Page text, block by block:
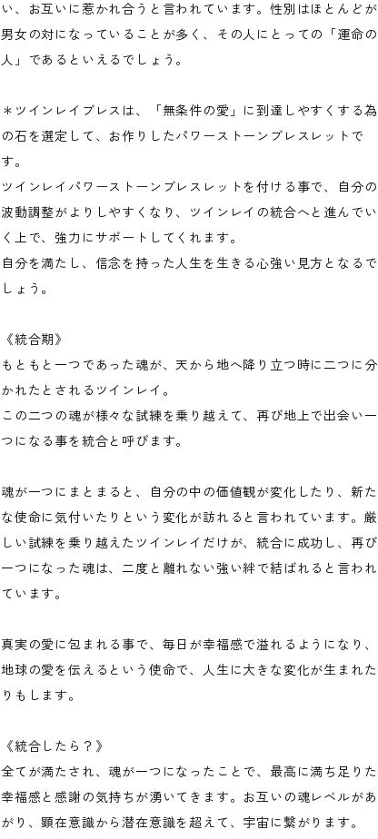
い、お互いに惹かれ合うと言われています。性別はほとんどが
男女の対になっていることが多く、その人にとっての「運命の
人」であるといえるでしょう。
＊ツインレイブレスは、「無条件の愛」に到達しやすくする為
の石を選定して、お作りしたパワーストーンブレスレットで
す。
ツインレイパワーストーンブレスレットを付ける事で、自分の
波動調整がよりしやすくなり、ツインレイの統合へと進んでい
く上で、強力にサポートしてくれます。
自分を満たし、信念を持った人生を生きる心強い見方となるで
しょう。
《統合期》
もともと一つであった魂が、天から地へ降り立つ時に二つに分
かれたとされるツインレイ。
この二つの魂が様々な試練を乗り越えて、再び地上で出会い一
つになる事を統合と呼びます。
魂が一つにまとまると、自分の中の価値観が変化したり、新た
な使命に気付いたりという変化が訪れると言われています。厳
しい試練を乗り越えたツインレイだけが、統合に成功し、再び
一つになった魂は、二度と離れない強い絆で結ばれると言われ
ています。
真実の愛に包まれる事で、毎日が幸福感で溢れるようになり、
地球の愛を伝えるという使命で、人生に大きな変化が生まれた
りもします。
《統合したら？》
全てが満たされ、魂が一つになったことで、最高に満ち足りた
幸福感と感謝の気持ちが湧いてきます。お互いの魂レベルがあ
がり、顕在意識から潜在意識を超えて、宇宙に繋がります。